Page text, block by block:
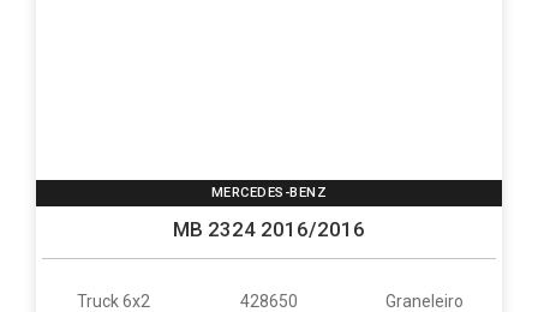
MERCEDES-BENZ
MB 2324 2016/2016
Truck 6x2 428650 Graneleiro